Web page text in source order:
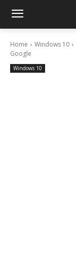
Home Windows 10
Google
Windows 10